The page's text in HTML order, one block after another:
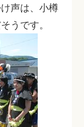
声は、小樽
うです。